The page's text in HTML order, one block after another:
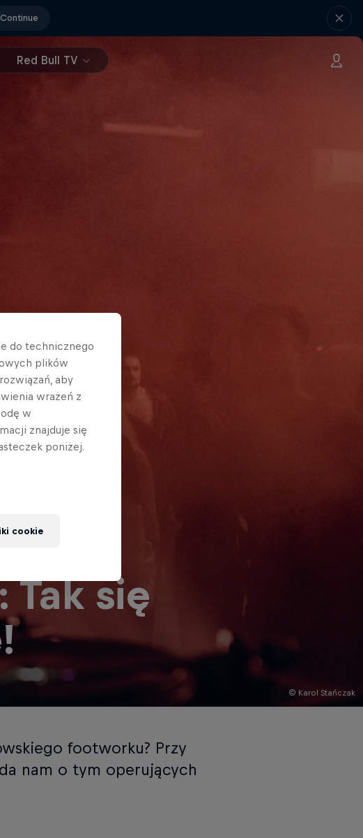
Continue
Red Bull TV
© Karol Stańczak
Tak się
footworku? Przy
nam o tym operujących
do technicznego
plików
aby
wrażeń z
w
znajduje się
poniżej.
cookie